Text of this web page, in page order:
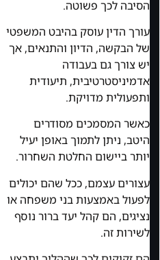
הסיבה לכך פשוטה.
עורך הדין עוסק בהיבט המשפטי
של הבקשה, הדיון והתנאים, אך
יש צורך גם בעבודה
אדמיניסטרטיבית, תיעודית
ותפעולית מדויקת.
כאשר המסמכים מסודרים
היטב, ניתן לתמוך באופן יעיל
יותר ביישום החלטת השחרור.
עצורים עצמם, ככל שהם יכולים
לפעול באמצעות בני משפחה או
נציגים, הם קהל יעד ברור נוסף
לשירות זה.